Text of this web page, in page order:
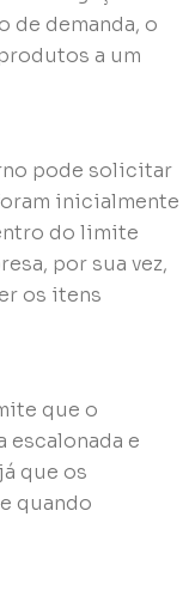
de demanda, o
a um
pode solicitar
inicialmente
do limite
por sua vez,
os itens
que o
escalonada e
que os
quando